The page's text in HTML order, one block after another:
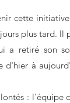
cette
plus tard. Il
a retiré son
à
: l'équipe